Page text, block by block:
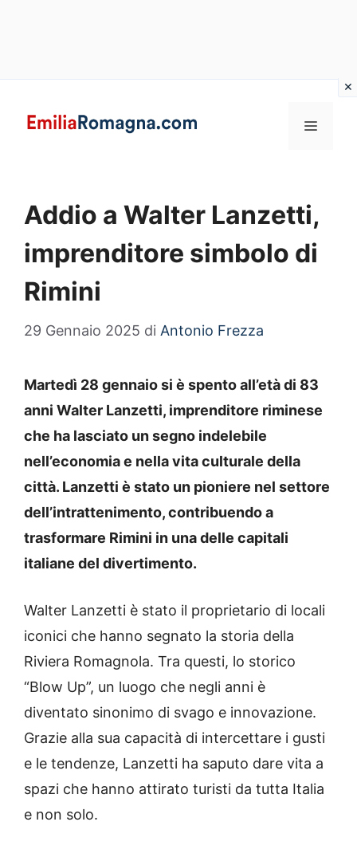
MENU
Addio a Walter Lanzetti,
imprenditore simbolo di
Rimini
29 Gennaio 2025 di Antonio Frezza
Martedì 28 gennaio si è spento all’età di 83
anni Walter Lanzetti, imprenditore riminese
che ha lasciato un segno indelebile
nell’economia e nella vita culturale della
città. Lanzetti è stato un pioniere nel settore
dell’intrattenimento, contribuendo a
trasformare Rimini in una delle capitali
italiane del divertimento.
Walter Lanzetti è stato il proprietario di locali
iconici che hanno segnato la storia della
Riviera Romagnola. Tra questi, lo storico
“Blow Up”, un luogo che negli anni è
diventato sinonimo di svago e innovazione.
Grazie alla sua capacità di intercettare i gusti
e le tendenze, Lanzetti ha saputo dare vita a
spazi che hanno attirato turisti da tutta Italia
e non solo.